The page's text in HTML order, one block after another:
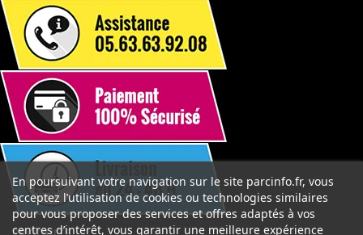
En poursuivant votre navigation sur le site parcinfo.fr, vous
acceptez l’utilisation de cookies ou technologies similaires
pour vous proposer des services et offres adaptés à vos
centres d’intérêt, vous garantir une meilleure expérience